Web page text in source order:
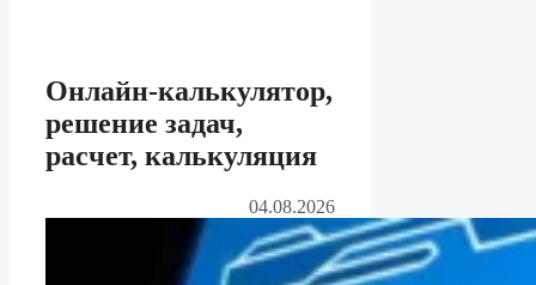
Онлайн-калькулятор,
решение задач,
расчет, калькуляция
04.08.2026